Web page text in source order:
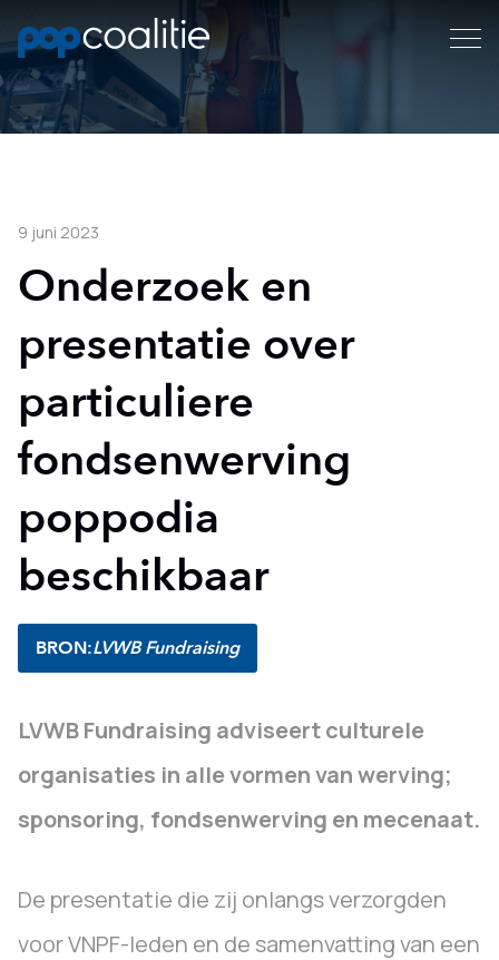
9 juni 2023
Onderzoek en
presentatie over
particuliere
fondsenwerving
poppodia
beschikbaar
BRON:LVWB Fundraising
LVWB Fundraising adviseert culturele
organisaties in alle vormen van werving;
sponsoring, fondsenwerving en mecenaat.
De presentatie die zij onlangs verzorgden
voor VNPF-leden en de samenvatting van een